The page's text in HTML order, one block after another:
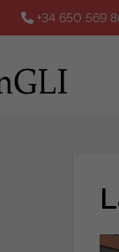
+34 650 569